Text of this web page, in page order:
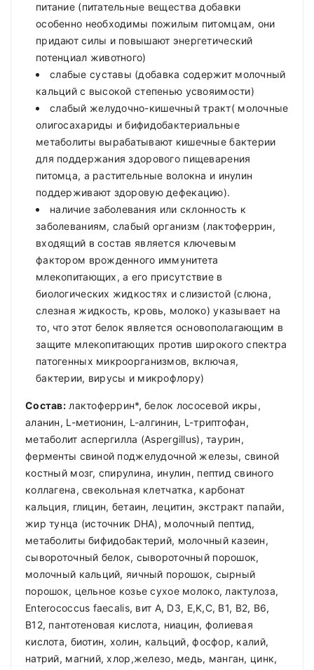
питание (питательные вещества добавки
особенно необходимы пожилым питомцам, они
придают силы и повышают энергетический
потенциал животного)
слабые суставы (добавка содержит молочный
кальций с высокой степенью усвояимости)
слабый желудочно-кишечный тракт( молочные
олигосахариды и бифидобактериальные
метаболиты вырабатывают кишечные бактерии
для поддержания здорового пищеварения
питомца, а растительные волокна и инулин
поддерживают здоровую дефекацию).
наличие заболевания или склонность к
заболеваниям, слабый организм (лактоферрин,
входящий в состав является ключевым
фактором врожденного иммунитета
млекопитающих, а его присутствие в
биологических жидкостях и слизистой (слюна,
слезная жидкость, кровь, молоко) указывает на
то, что этот белок является основополагающим в
защите млекопитающих против широкого спектра
патогенных микроорганизмов, включая,
бактерии, вирусы и микрофлору)
Состав:лактоферрин*, белок лососевой икры,
аланин, L-метионин, L-алгинин, L-триптофан,
метаболит аспергилла (Aspergillus), таурин,
ферменты свиной поджелудочной железы, свиной
костный мозг, спирулина, инулин, пептид свиного
коллагена, свекольная клетчатка, карбонат
кальция, глицин, бетаин, лецитин, экстракт папайи,
жир тунца (источник DHA), молочный пептид,
метаболиты бифидобактерий, молочный казеин,
сывороточный белок, сывороточный порошок,
молочный кальций, яичный порошок, сырный
порошок, цельное козье сухое молоко, лактулоза,
Enterococcus faecalis, вит А, D3, E,K,C, B1, B2, B6,
B12, пантотеновая кислота, ниацин, фолиевая
кислота, биотин, холин, кальций, фосфор, калий,
натрий, магний, хлор,железо, медь, манган, цинк,